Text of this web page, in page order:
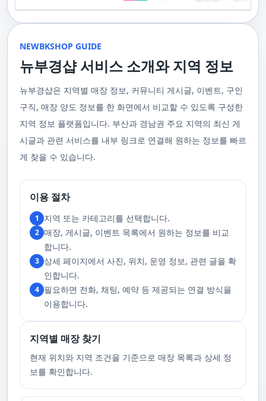
기 위해 부경샵은 계속해서 훌륭한 관리사들을 모집하고 있답니다. 부산 출
장을 원하실 때는 언제든지 후불제로 예약하실 수 있어요, 이점 참고해주세
요. 사전에 예약하시면 더욱 쾌적한 부산 러시아 홈케어 서비스를 경험하실
대한 많은 관심 덕분에, 부경샵은 필요한 요구 사항들을 간단하게 필수적인
것들로 정리했어요. 이 가이드라인을 따라주시면, 서비스 이용 중에 문제가
생기지 않을 거예요. 첫째로, 너무 많은 알코올을 섭취해 만취 상태일 경우에
게 좋아요.서비스 당일에는 부경샵과의 원활한 의사소통이 중요해요, 그래
서 공중전화나 발신 제한으로는 연락이 어려워요. 또한, 자주 예약을 취소하
거나 예약 없이 나타나지 않는 경우, 앞으로 예약하기가 어려워질 수 있으니
가격으로 경험해 보세요.터치 -> 부경샵 홈페이지 터치 -> 더욱 새로워진 뉴
부경샵 홈페이지 터치 -> 부경샵앱 다운로드 - Google Play
원 코스에 대한 궁금증이 있으시다면, 전화를 통한 상담을 추천드립니다.
부산 일본인 홈케어는 대면 서비스의 특성상, 직접 통화를 통한 문의와 예약
시면, 부경샵은 그에 최적화된 서비스를 제공하기 위해 최선을 다할 것입니
다. 언제든지 필요하실 때, 편리한 상담과 지원이 준비되어 있으니 주저하지
마시고 연락 주세요. 부산 일본인 홈케어 이용 방법에 대해서는, 서비스의
핵심은 바로 고객님의 현재 위치에서 직접 찾아가는 것입니다. 이 방식을 통
등, 자신만의 공간에서 편안한 맞춤형 마사지를 받으실 수 있습니다. 최근
한 마사지 서비스를 제공하기 위해 노력하고 있습니다. 부경샵의 주된 목적
은 고객님들이 긴장을 해소하고 새로운 활력을 얻을 수 있는 피난처를 마련
하는 것입니다. 또한, 부경샵 한국과 태국, 일본에서 온 관리사 중 선택이 가
능하며, 다른 곳에서 찾아볼 수 없는 독특한 기술과 마음가짐을 가진 관리사
를 자랑합니다. 이러한 품질은 비교할 수 없는 수준입니다. 서비스의 질을
더욱 높이기 위해, 부경샵은 지속적으로 우수한 일본인 관리사를 모집 중입
서비스를 경험하실 수 있습니다. 마지막으로 부산 일본인 홈케어 서비스를
이용하시기 전에, 아래 주의사항을 상세히 확인하시고 예약을 진행해 주시
기 바랍니다. 부경샵 서비스에 대한 높은 수요를 감안하여, 이용 요건을 간
소화하여 필수적인 사항으로 명시했습니다. 이 가이드라인을 따르시면, 서
비스 이용 중 문제가 발생하지 않을 것입니다. 특히, 과도한 알코올 섭취로
인해 만취 상태에서는 서비스 이용에 제한을 두고 있음을 명확히 합니다. 이
러한 상태에서는 다음 기회에 이용해 주시길 부탁드립니다. 서비스 도착 시
원활한 의사소통이 이루어질 수 있도록, 저희와의 연락이 반드시 가능해야
합니다. 이에 공중전화 사용이나 발신 번호 표시 제한으로의 통화는 받지 않
고 있습니다. 또한, 자주 발생하는 예약 취소나 무단으로 예약을 취소할 경
우, 향후 서비스 예약에 제약이 생길 수 있음을 알려드립니다. 시간을 효율적
으로 사용하며, 합리적인 가격으로 부경샵만의 특별한 경험을 하실 수 있습
정기적으로 받는 마사지입니다.2. 타이 마사지 타이 마사지는 동양의 전통
적인 마사지 방법으로, 신체의 스트레칭과 압력 포인트를 조합하여 신체의
균형을 맞추는 데 중점을 둡니다. 이 마사지는 유연성을 증진시키고 근육의
사지는 신체의 긴장을 풀어주고, 스트레스를 감소시키며, 전반적인 신체 기
서 유래한 마사지 방법으로, 의자에 앉은 상태에서 받을 수 있어 사무실이나
집에서도 쉽게 즐길 수 있습니다. 이 마사지는 특히 허리와 어깨의 피로를 해
소하는 데 효과적이며, 신체의 전반적인 이완을 도와 스트레스 감소에 도움
을 줍니다. 샤이츠 마사지는 짧은 시간에 효과적인 이완을 제공하여, 바쁜 일
상 속에서 짧은 휴식을 필요로 하는 현대인에게 적합합니다.4. 발 마사지 발
마사지는 발과 발목을 중심으로 이루어지는 마사지로, 신체의 균형을 유지
하고 전반적인 피로를 풀어주는 데 중점을 둡니다. 이 마사지는 발의 압력점
을 개선합니다. 발 마사지는 특히 장시간 서 있거나 걷는 일이 많은 사람들에
게 추천되며, 발의 피로 뿐만 아니라 전체적인 신체의 건강과 웰빙에도 긍정
적인 영향을 줍니다.부경샵 앱을 통해 부산 남포동 지역의 고객들은 이러한
춤형 서비스를 즐길 수 있습니다.출장마사지는 부경샵 ↓↓↓ 클릭
https://bkshop.kr/더욱 새로워진 출장마사지 뉴부경샵↓↓↓ 클릭
https://newbkshop.com/출장마사지 부경샵앱 다운로드↓↓↓ 클릭
https://play.google.com/store/apps/details?
울 수 있는 이런 부경샵에서 예약하시는 것을 추천드립니다.때론, 그냥 누워
부산꿀통 디시에서 제공하는 서비스는 여러분에게 새로운 힐링의 기회를 제
사지는 여러분의 체질 개선, 스트레스 해소, 마음의 안정 등 다양한 효능을
가져다줍니다. 이와 같이 부산꿀통 디시의 마사지는 여러분의 건강을 지키
간을 가질 수 있게 해줍니다. 그리고 이런 부산꿀통 디시의 서비스를 편리하
게 예약하고 이용할 수 있게 도와주는 '부경샵' 어플은 부산과 경남 지역에서
최고의 마사지 어플로 추천받고 있습니다. 복잡한 예약 과정 없이, 부담 없이
부산꿀통 디시의 서비스를 이용하려는 분들께 부경샵 어플을 강력히 추천드
립니다.여러분의 건강과 힐링을 위해, 부산꿀통 디시와 부경샵이 함께하며,
모든 고민과 걱정 속에서 여러분을 위로하고 도와드리겠습니다. 부산꿀통
부산꿀통 디시의 건강한 마사지와 쾌적한 분위기 속에서 행복과 건강을 찾
주급
NEWBKSHOP GUIDE
뉴부경샵 서비스 소개와 지역 정보
뉴부경샵은 지역별 매장 정보, 커뮤니티 게시글, 이벤트, 구인
구직, 매장 양도 정보를 한 화면에서 비교할 수 있도록 구성한
지역 정보 플랫폼입니다. 부산과 경남권 주요 지역의 최신 게
시글과 관련 서비스를 내부 링크로 연결해 원하는 정보를 빠르
게 찾을 수 있습니다.
이용 절차
1 지역 또는 카테고리를 선택합니다.
2 매장, 게시글, 이벤트 목록에서 원하는 정보를 비교
합니다.
3 상세 페이지에서 사진, 위치, 운영 정보, 관련 글을 확
인합니다.
4 필요하면 전화, 채팅, 예약 등 제공되는 연결 방식을
이용합니다.
지역별 매장 찾기
현재 위치와 지역 조건을 기준으로 매장 목록과 상세 정
보를 확인합니다.